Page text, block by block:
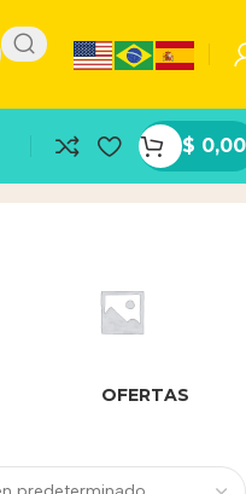
$ 0,00
OFERTAS